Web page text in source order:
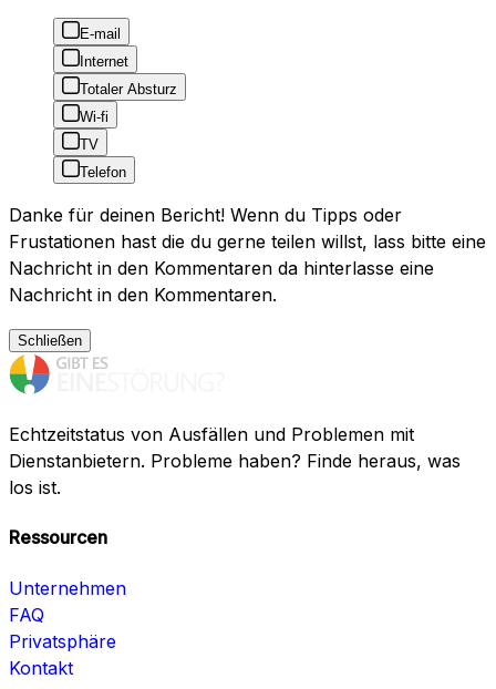
E-mail
Internet
Totaler Absturz
Wi-fi
TV
Telefon
Danke für deinen Bericht! Wenn du Tipps oder
Frustationen hast die du gerne teilen willst, lass bitte eine
Nachricht in den Kommentaren da hinterlasse eine
Nachricht in den Kommentaren.
Schließen
Echtzeitstatus von Ausfällen und Problemen mit
Dienstanbietern. Probleme haben? Finde heraus, was
los ist.
Ressourcen
Unternehmen
FAQ
Privatsphäre
Kontakt